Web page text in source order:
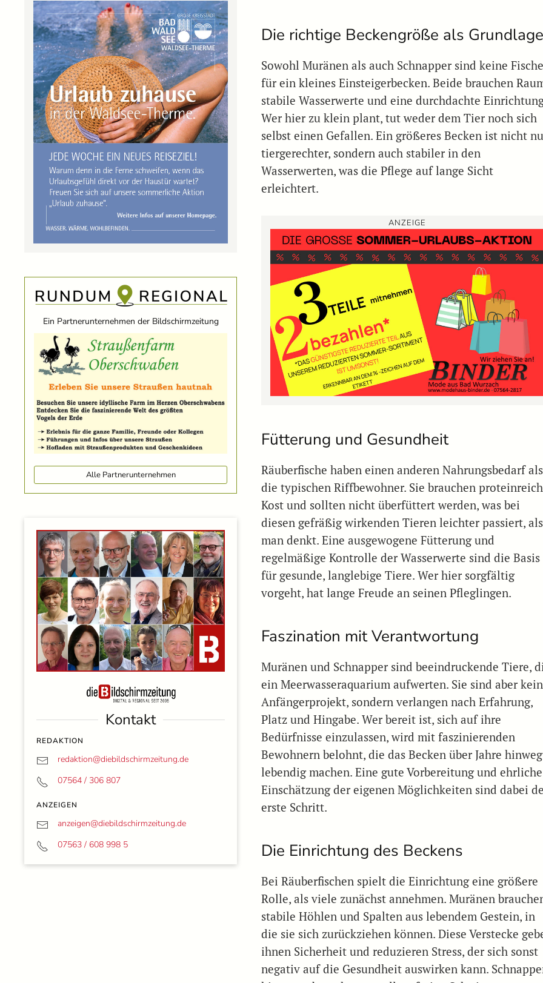
Ein Partnerunternehmen der Bildschirmzeitung
Alle Partnerunternehmen
Kontakt
REDAKTION
redaktion@diebildschirmzeitung.de
07564 / 306 807
ANZEIGEN
anzeigen@diebildschirmzeitung.de
07563 / 608 998 5
Die richtige Beckengröße als
Sowohl Muränen als auch Schnapper sind keine
für ein kleines Einsteigerbecken. Beide brauchen
stabile Wasserwerte und eine durchdachte
Wer hier zu klein plant, tut weder dem Tier noch sich
selbst einen Gefallen. Ein größeres Becken ist nicht
tiergerechter, sondern auch stabiler in den
Wasserwerten, was die Pflege auf lange Sicht
erleichtert.
ANZEIGE
Fütterung und Gesundheit
Räuberfische haben einen anderen Nahrungsbedarf als
die typischen Riffbewohner. Sie brauchen
Kost und sollten nicht überfüttert werden, was bei
diesen gefräßig wirkenden Tieren leichter passiert, als
man denkt. Eine ausgewogene Fütterung und
regelmäßige Kontrolle der Wasserwerte sind die Basis
für gesunde, langlebige Tiere. Wer hier sorgfältig
vorgeht, hat lange Freude an seinen Pfleglingen.
Faszination mit Verantwortung
Muränen und Schnapper sind beeindruckende Tiere,
ein Meerwasseraquarium aufwerten. Sie sind aber kein
Anfängerprojekt, sondern verlangen nach Erfahrung,
Platz und Hingabe. Wer bereit ist, sich auf ihre
Bedürfnisse einzulassen, wird mit faszinierenden
Bewohnern belohnt, die das Becken über Jahre hinweg
lebendig machen. Eine gute Vorbereitung und ehrliche
Einschätzung der eigenen Möglichkeiten sind dabei
erste Schritt.
Die Einrichtung des Beckens
Bei Räuberfischen spielt die Einrichtung eine größere
Rolle, als viele zunächst annehmen. Muränen
stabile Höhlen und Spalten aus lebendem Gestein, in
die sie sich zurückziehen können. Diese Verstecke
ihnen Sicherheit und reduzieren Stress, der sich sonst
negativ auf die Gesundheit auswirken kann.